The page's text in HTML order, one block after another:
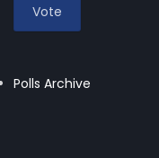
Polls Archive